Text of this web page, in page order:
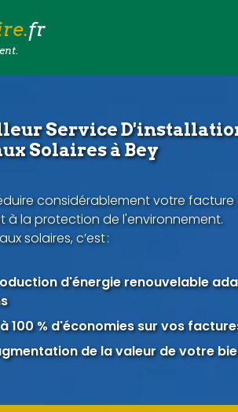
fr
Service
Solaires à Bey
considérablement votre
à la protection de l'environnement.
solaires, c’est :
d'énergie renouvelable
100 % d'économies sur vos
de la valeur de votre